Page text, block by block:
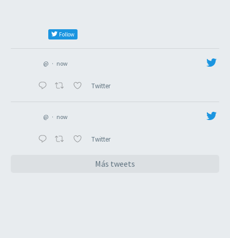
Follow
@ · now
Twitter
@ · now
Twitter
Más tweets